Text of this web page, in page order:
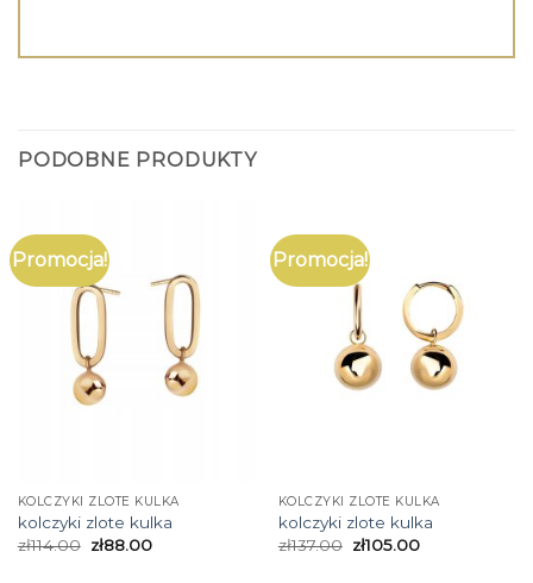
PODOBNE PRODUKTY
Promocja!
KOLCZYKI ZLOTE KULKA
kolczyki zlote kulka
zł114.00 zł88.00
Promocja!
KOLCZYKI ZLOTE KULKA
kolczyki zlote kulka
zł137.00 zł105.00